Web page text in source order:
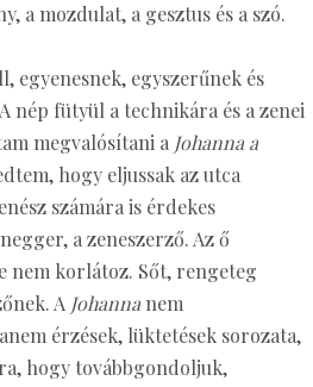
a mozdulat, a gesztus és a szó.
egyenesnek, egyszerűnek és
nép fütyül a technikára és a zenei
megvalósítani a Johanna a
hogy eljussak az utca
számára is érdekes
a zeneszerző. Az ő
nem korlátoz. Sőt, rengeteg
A Johannanem
érzések, lüktetések sorozata,
hogy továbbgondoljuk,